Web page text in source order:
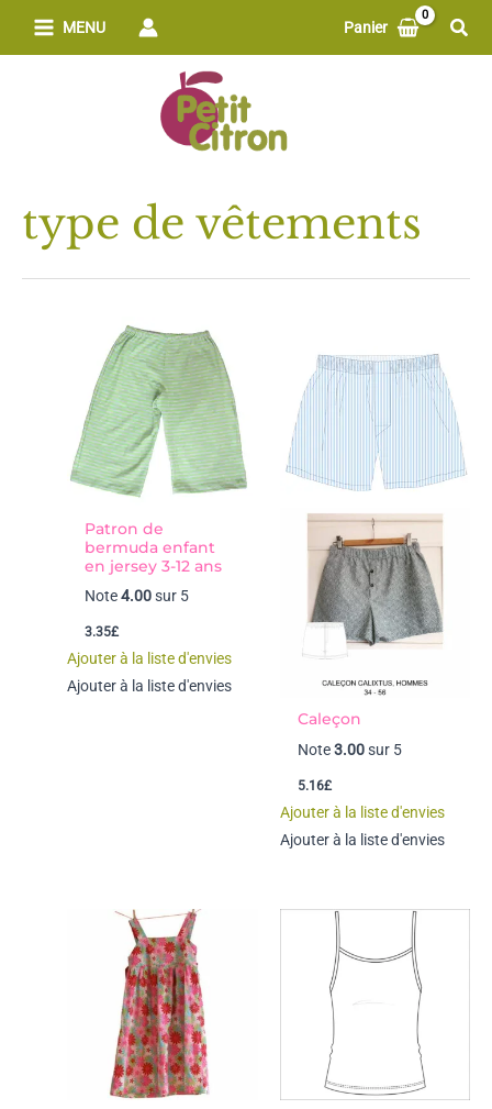
MENU Panier
type de vêtements
Patron de
bermuda enfant
en jersey 3-12 ans
Note4.00sur 5
3.35£
Ajouter à la liste d'envies
Ajouter à la liste d'envies
Caleçon
Note3.00sur 5
5.16£
Ajouter à la liste d'envies
Ajouter à la liste d'envies